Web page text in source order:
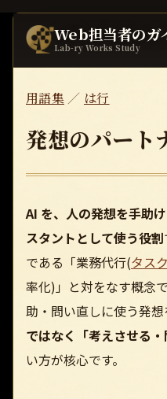
Web担当者のガ
Lab-ry Works Study
用語集／ は行
発想のパート
AI を、人の発想を手助
スタントとして使う役割
である「業務代行(タス
率化)」と対をなす概念
助・問い直しに使う発想
ではなく「考えさせる・
い方が核心です。